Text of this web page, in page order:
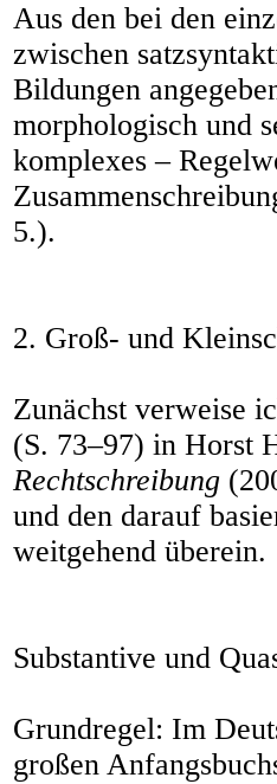
Aus den bei den
zwischen
Bildungen
morphologisch und
komplexes –
5.).
2. Groß- und
Zunächst verweise
(S. 73–97) in Horst
Rechtschreibung
und den darauf
weitgehend überein.
Substantive und
Grundregel: Im
großen